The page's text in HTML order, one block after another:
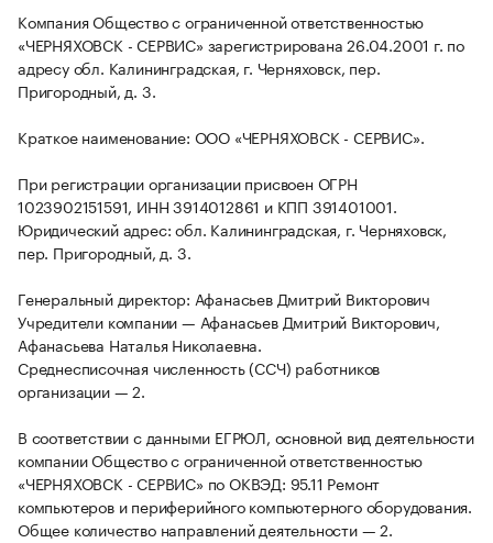
Компания Общество с ограниченной ответственностью
«ЧЕРНЯХОВСК - СЕРВИС» зарегистрирована 26.04.2001 г. по
адресу обл. Калининградская, г. Черняховск, пер.
Пригородный, д. 3.
Краткое наименование: ООО «ЧЕРНЯХОВСК - СЕРВИС».
При регистрации организации присвоен ОГРН
1023902151591, ИНН 3914012861 и КПП 391401001.
Юридический адрес: обл. Калининградская, г. Черняховск,
пер. Пригородный, д. 3.
Генеральный директор: Афанасьев Дмитрий Викторович
Учредители компании — Афанасьев Дмитрий Викторович,
Афанасьева Наталья Николаевна.
Среднесписочная численность (ССЧ) работников
организации — 2.
В соответствии с данными ЕГРЮЛ, основной вид деятельности
компании Общество с ограниченной ответственностью
«ЧЕРНЯХОВСК - СЕРВИС» по ОКВЭД: 95.11 Ремонт
компьютеров и периферийного компьютерного оборудования.
Общее количество направлений деятельности — 2.